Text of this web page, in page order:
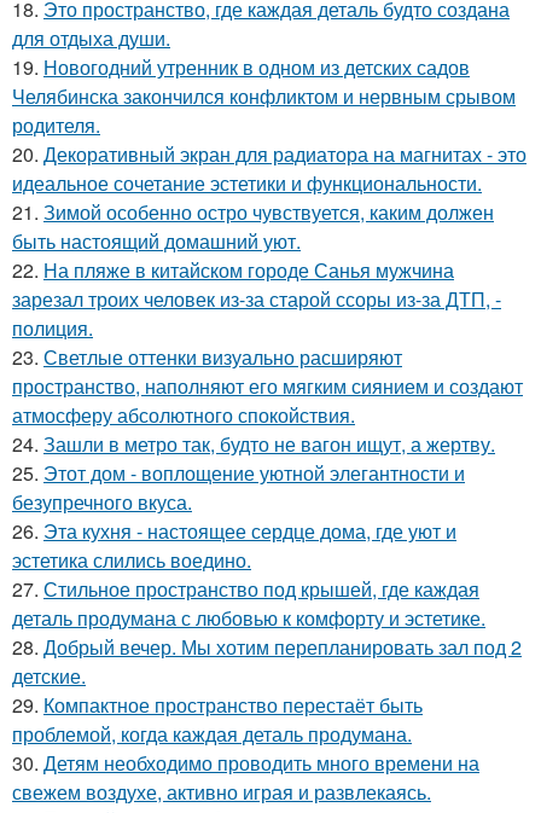
18. Это пространство, где каждая деталь будто создана
для отдыха души.
19. Новогодний утренник в одном из детских садов
Челябинска закончился конфликтом и нервным срывом
родителя.
20. Декоративный экран для радиатора на магнитах - это
идеальное сочетание эстетики и функциональности.
21. Зимой особенно остро чувствуется, каким должен
быть настоящий домашний уют.
22. На пляже в китайском городе Санья мужчина
зарезал троих человек из-за старой ссоры из-за ДТП, -
полиция.
23. Светлые оттенки визуально расширяют
пространство, наполняют его мягким сиянием и создают
атмосферу абсолютного спокойствия.
24. Зашли в метро так, будто не вагон ищут, а жертву.
25. Этот дом - воплощение уютной элегантности и
безупречного вкуса.
26. Эта кухня - настоящее сердце дома, где уют и
эстетика слились воедино.
27. Стильное пространство под крышей, где каждая
деталь продумана с любовью к комфорту и эстетике.
28. Добрый вечер. Мы хотим перепланировать зал под 2
детские.
29. Компактное пространство перестаёт быть
проблемой, когда каждая деталь продумана.
30. Детям необходимо проводить много времени на
свежем воздухе, активно играя и развлекаясь.